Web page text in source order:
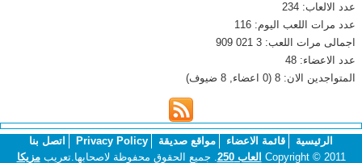
عدد الالعاب: 234
عدد مرات اللعب اليوم: 116
اجمالى مرات اللعب: 3 021 909
عدد الاعضاء: 48
المتواجدين الان: 8 (0 اعضاء, 8 ضيوف)
الرئيسية قائمة الاعضاء مواقع صديقة Privacy Policy
اتصل بنا
Copyright © 2011 العاب 250 . جميع الحقوق محفوظة لاصحابها.تعريبمزيكا